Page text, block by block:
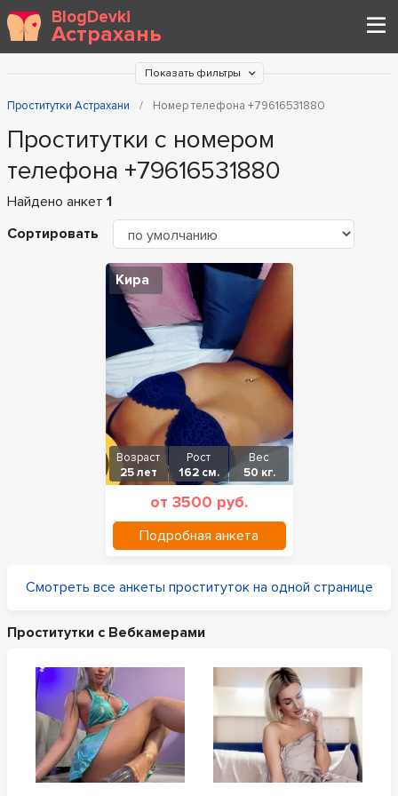
BlogDevki
Астрахань
Показать фильтры
Проститутки Астрахани Номер телефона +79616531880
Проститутки с номером
телефона +79616531880
Найдено анкет 1
Сортировать
Кира
Возраст
25 лет
Рост
162 см.
Вес
50 кг.
от 3500 руб.
Подробная анкета
Смотреть все анкеты проституток на одной странице
Проститутки с Вебкамерами